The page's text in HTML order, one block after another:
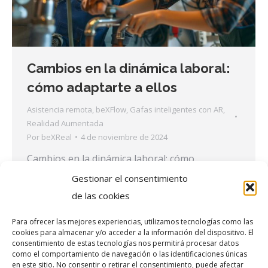
Gestionar el consentimiento
de las cookies
Para ofrecer las mejores experiencias, utilizamos tecnologías como las
cookies para almacenar y/o acceder a la información del dispositivo. El
consentimiento de estas tecnologías nos permitirá procesar datos
como el comportamiento de navegación o las identificaciones únicas
en este sitio. No consentir o retirar el consentimiento, puede afectar
Cambios en la dinámica laboral:
cómo adaptarte a ellos
Asistencia remota, beXFlow, Gafas inteligentes con AR,
Realidad Aumentada
Por beXReal 4 de noviembre de 2024
Cambios en la dinámica laboral: cómo
adaptarte a ellos Vivimos en un periodo de
evolución constante. También en lo que se
creciente tendencia hacia la digitalización y
automatización de los procesos industriales
está transformando las dinámicas laborales. La